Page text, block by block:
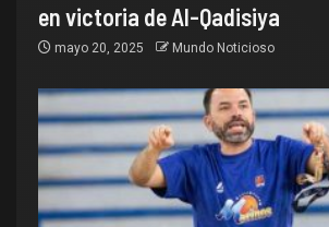
en victoria de Al-Qadisiya
mayo 20, 2025 Mundo Noticioso